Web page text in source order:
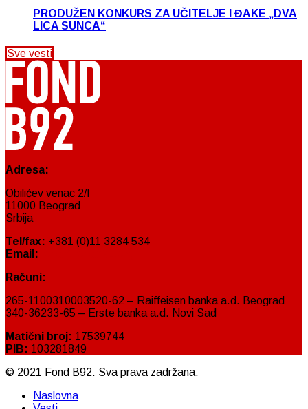
PRODUŽEN KONKURS ZA UČITELJE I ĐAKE „DVA
LICA SUNCA“
Sve vesti
Adresa:
Obilićev venac 2/I
11000 Beograd
Srbija
Tel/fax: +381 (0)11 3284 534
Email:
Računi:
265-1100310003520-62 – Raiffeisen banka a.d. Beograd
340-36233-65 – Erste banka a.d. Novi Sad
Matični broj: 17539744
PIB: 103281849
© 2021 Fond B92. Sva prava zadržana.
Naslovna